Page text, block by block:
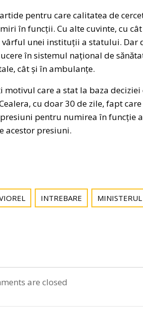
pentru care calitatea de
în funcții. Cu alte cuvinte, cu
unei instituții a statului. Dar
în sistemul național de
cât și în ambulanțe.
motivul care a stat la baza
cu doar 30 de zile, fapt
pentru numirea în funcție
acestor presiuni.
INTREBARE
navigation
are closed